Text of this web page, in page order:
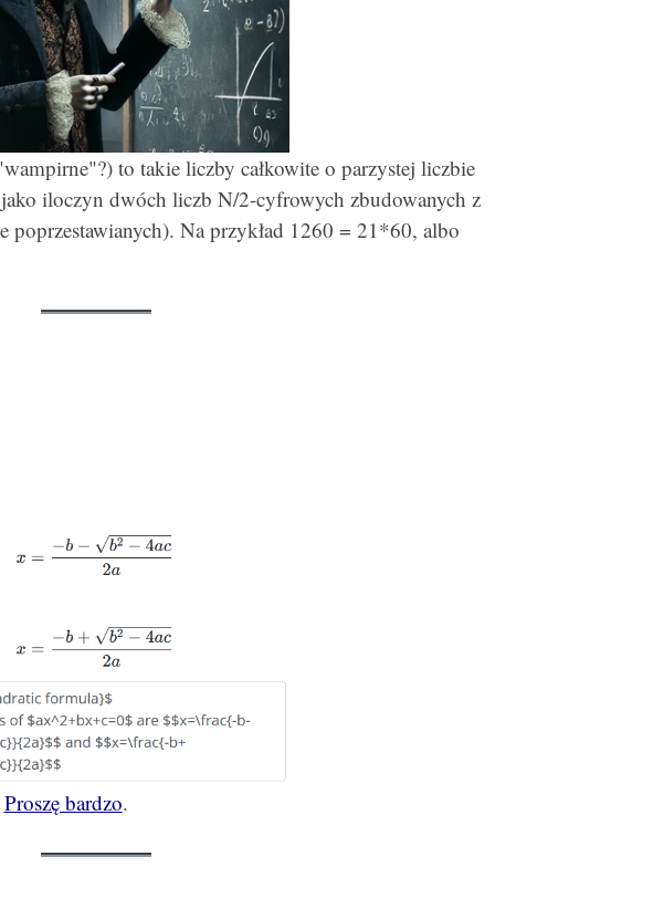
to takie liczby całkowite o parzystej liczbie
iloczyn dwóch liczb N/2-cyfrowych zbudowanych z
Na przykład 1260 = 21*60, albo
Proszę bardzo.